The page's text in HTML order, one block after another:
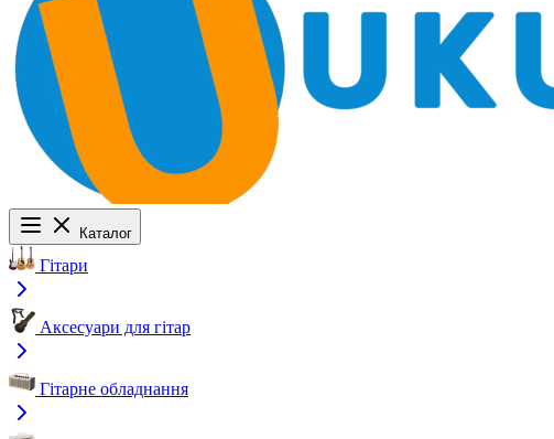
Каталог
Гітари
Аксесуари для гітар
Гітарне обладнання